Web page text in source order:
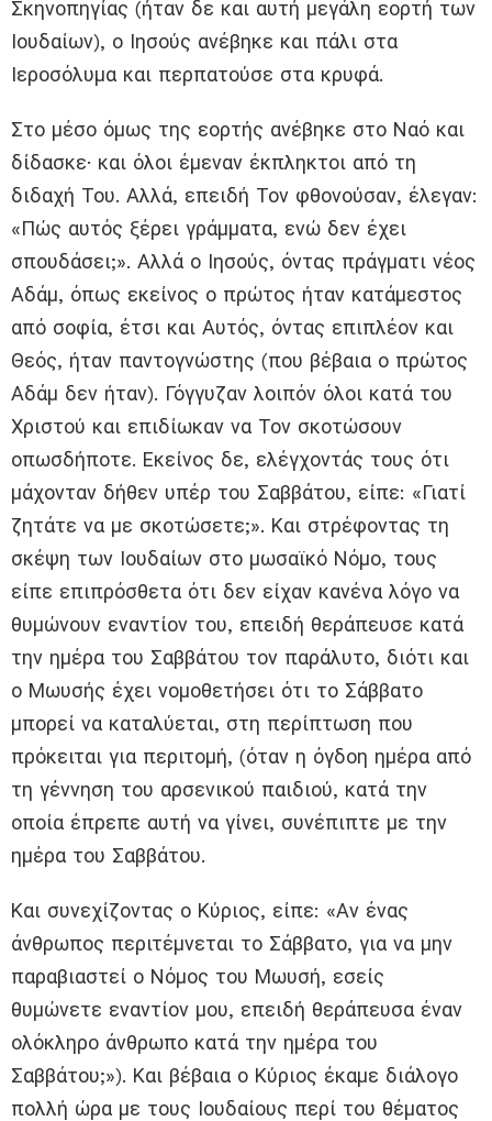
Σκηνοπηγίας (ήταν δε και αυτή μεγάλη εορτή των
Ιουδαίων), ο Ιησούς ανέβηκε και πάλι στα
Ιεροσόλυμα και περπατούσε στα κρυφά.
Στο μέσο όμως της εορτής ανέβηκε στο Ναό και
δίδασκε· και όλοι έμεναν έκπληκτοι από τη
διδαχή Του. Αλλά, επειδή Τον φθονούσαν, έλεγαν:
«Πώς αυτός ξέρει γράμματα, ενώ δεν έχει
σπουδάσει;». Αλλά ο Ιησούς, όντας πράγματι νέος
Αδάμ, όπως εκείνος ο πρώτος ήταν κατάμεστος
από σοφία, έτσι και Αυτός, όντας επιπλέον και
Θεός, ήταν παντογνώστης (που βέβαια ο πρώτος
Αδάμ δεν ήταν). Γόγγυζαν λοιπόν όλοι κατά του
Χριστού και επιδίωκαν να Τον σκοτώσουν
οπωσδήποτε. Εκείνος δε, ελέγχοντάς τους ότι
μάχονταν δήθεν υπέρ του Σαββάτου, είπε: «Γιατί
ζητάτε να με σκοτώσετε;». Και στρέφοντας τη
σκέψη των Ιουδαίων στο μωσαϊκό Νόμο, τους
είπε επιπρόσθετα ότι δεν είχαν κανένα λόγο να
θυμώνουν εναντίον του, επειδή θεράπευσε κατά
την ημέρα του Σαββάτου τον παράλυτο, διότι και
ο Μωυσής έχει νομοθετήσει ότι το Σάββατο
μπορεί να καταλύεται, στη περίπτωση που
πρόκειται για περιτομή, (όταν η όγδοη ημέρα από
τη γέννηση του αρσενικού παιδιού, κατά την
οποία έπρεπε αυτή να γίνει, συνέπιπτε με την
ημέρα του Σαββάτου.
Και συνεχίζοντας ο Κύριος, είπε: «Αν ένας
άνθρωπος περιτέμνεται το Σάββατο, για να μην
παραβιαστεί ο Νόμος του Μωυσή, εσείς
θυμώνετε εναντίον μου, επειδή θεράπευσα έναν
ολόκληρο άνθρωπο κατά την ημέρα του
Σαββάτου;»). Και βέβαια ο Κύριος έκαμε διάλογο
πολλή ώρα με τους Ιουδαίους περί του θέματος